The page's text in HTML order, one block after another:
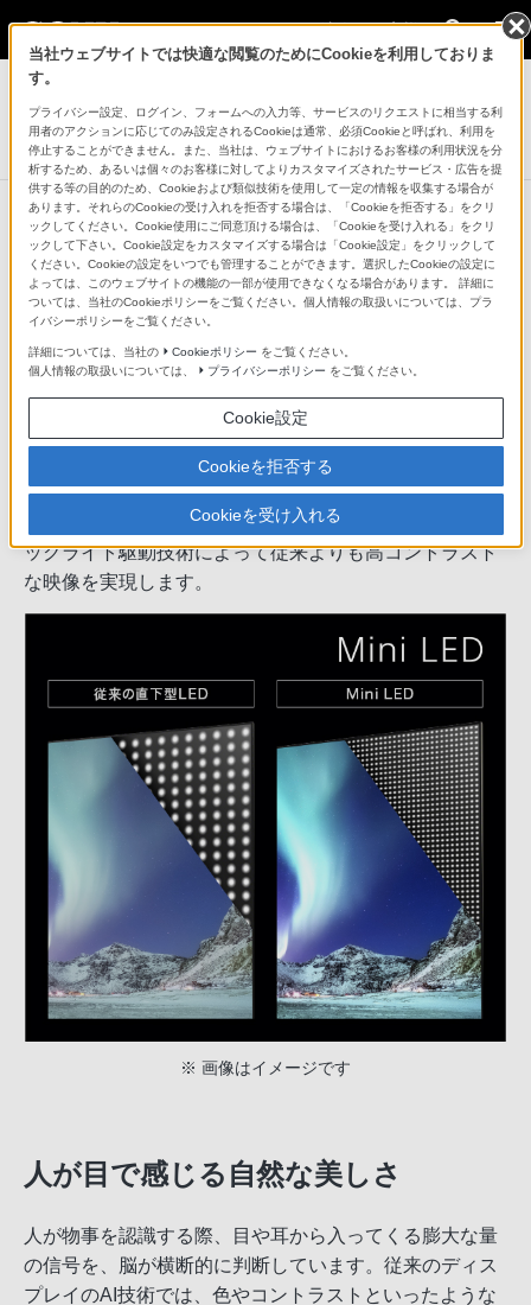
法人のお客様
業務用ディスプレイ・テレビ[法人向け] ブラビア
4K液晶テレビ 法人向けブラビア
X95K/LBシリーズ
Mini LEDバックライト搭載
従来の直下型LEDバックライトに比べて、約1/100の大き
さで高密度に敷き詰められた、Mini LEDバックライトを
搭載。認知特性プロセッサー「XR」や、ソニー独自のバ
ックライト駆動技術によって従来よりも高コントラスト
な映像を実現します。
※ 画像はイメージです
人が目で感じる自然な美しさ
人が物事を認識する際、目や耳から入ってくる膨大な量
の信号を、脳が横断的に判断しています。従来のディス
プレイのAI技術では、色やコントラストといったような
当社ウェブサイトでは快適な閲覧のためにCookieを利用しておりま
す。
プライバシー設定、ログイン、フォームへの入力等、サービスのリクエストに相当する利
用者のアクションに応じてのみ設定されるCookieは通常、必須Cookieと呼ばれ、利用を
停止することができません。また、当社は、ウェブサイトにおけるお客様の利用状況を分
析するため、あるいは個々のお客様に対してよりカスタマイズされたサービス・広告を提
供する等の目的のため、Cookieおよび類似技術を使用して一定の情報を収集する場合が
あります。それらのCookieの受け入れを拒否する場合は、「Cookieを拒否する」をクリ
ックしてください。Cookie使用にご同意頂ける場合は、「Cookieを受け入れる」をクリ
ックして下さい。Cookie設定をカスタマイズする場合は「Cookie設定」をクリックして
ください。Cookieの設定をいつでも管理することができます。選択したCookieの設定に
よっては、このウェブサイトの機能の一部が使用できなくなる場合があります。 詳細に
ついては、当社のCookieポリシーをご覧ください。個人情報の取扱いについては、プラ
イバシーポリシーをご覧ください。
詳細については、当社の Cookieポリシー をご覧ください。
個人情報の取扱いについては、
プライバシーポリシー をご覧ください。
Cookie設定
Cookieを拒否する
Cookieを受け入れる